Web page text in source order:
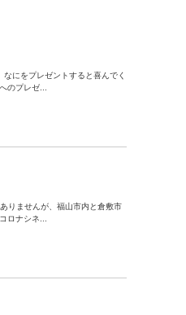
にをプレゼントすると喜んでく
のプレゼ...
りませんが、福山市内と倉敷市
ロナシネ...